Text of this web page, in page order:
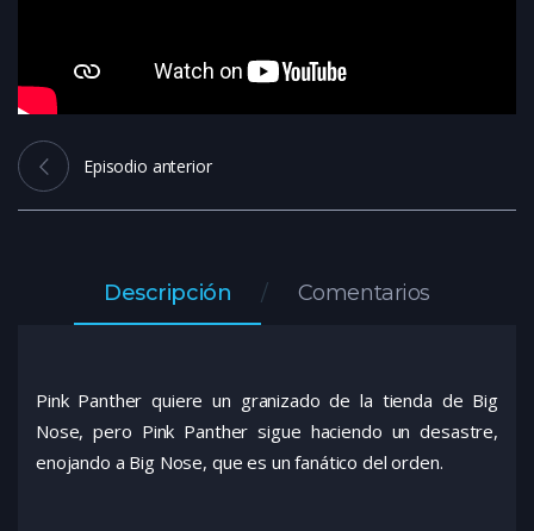
Episodio anterior
Descripción Comentarios
Pink Panther quiere un granizado de la tienda de Big
Nose, pero Pink Panther sigue haciendo un desastre,
enojando a Big Nose, que es un fanático del orden.